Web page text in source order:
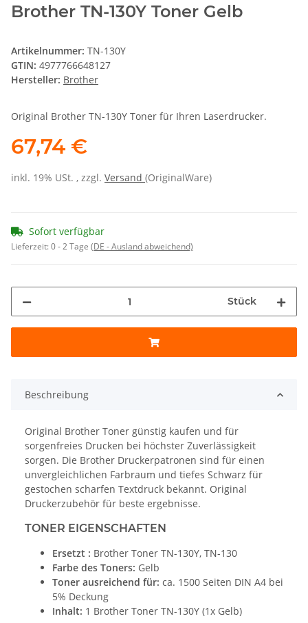
Brother TN-130Y Toner Gelb
Artikelnummer: TN-130Y
GTIN: 4977766648127
Hersteller: Brother
Original Brother TN-130Y Toner für Ihren Laserdrucker.
67,74 €
inkl. 19% USt. , zzgl. Versand (OriginalWare)
Sofort verfügbar
Lieferzeit:0 - 2 Tage (DE - Ausland abweichend)
Stück
Beschreibung
Original Brother Toner günstig kaufen und für
sorgenfreies Drucken bei höchster Zuverlässigkeit
sorgen. Die Brother Druckerpatronen sind für einen
unvergleichlichen Farbraum und tiefes Schwarz für
gestochen scharfen Textdruck bekannt. Original
Druckerzubehör für beste ergebnisse.
TONER EIGENSCHAFTEN
Ersetzt : Brother Toner TN-130Y, TN-130
Farbe des Toners: Gelb
Toner ausreichend für: ca. 1500 Seiten DIN A4 bei
5% Deckung
Inhalt: 1 Brother Toner TN-130Y (1x Gelb)